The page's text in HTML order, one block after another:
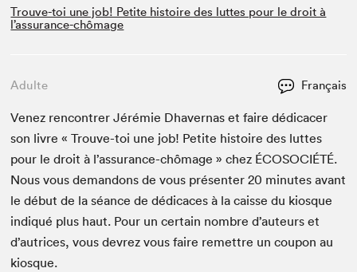
Trouve-toi une job! Petite histoire des luttes pour le droit à
l’assurance-chômage
Adulte Français
Venez ren­con­tr­er Jérémie Dhav­er­nas et faire dédi­cac­er
son livre « Trou­ve-toi une job! Petite his­toire des luttes
pour le droit à l’assurance-chômage » chez ÉCOSO­CIÉTÉ.
Nous vous deman­dons de vous présen­ter20 min­utes avant
le début de la séance de dédi­caces à la caisse du kiosque
indiqué plus haut. Pour un cer­tain nom­bre d’auteurs et
d’autrices, vous devrez vous faire remet­tre un coupon au
kiosque.